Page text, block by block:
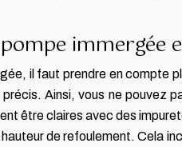
immergée
il faut prendre en compte
Ainsi, vous ne pouvez
être claires avec des
de refoulement. Cela